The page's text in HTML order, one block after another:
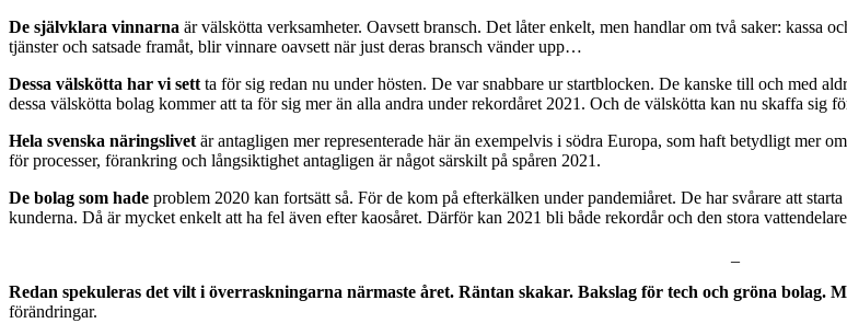
De självklara vinnarna är välskötta verksamheter. Oavsett bransch. Det låter enkelt, men handlar om två saker: kassa
tjänster och satsade framåt, blir vinnare oavsett när just deras bransch vänder upp…
Dessa välskötta har vi sett ta för sig redan nu under hösten. De var snabbare ur startblocken. De kanske till och med
dessa välskötta bolag kommer att ta för sig mer än alla andra under rekordåret 2021. Och de välskötta kan nu skaffa sig
Hela svenska näringslivet är antagligen mer representerade här än exempelvis i södra Europa, som haft betydligt mer
för processer, förankring och långsiktighet antagligen är något särskilt på spåren 2021.
De bolag som hade problem 2020 kan fortsätt så. För de kom på efterkälken under pandemiåret. De har svårare att
kunderna. Då är mycket enkelt att ha fel även efter kaosåret. Därför kan 2021 bli både rekordår och den stora
Redan spekuleras det vilt i överraskningarna närmaste året. Räntan skakar. Bakslag för tech och gröna bolag.
förändringar.